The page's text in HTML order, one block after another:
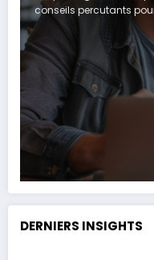
conseils percutants
DERNIERS INSIGHTS